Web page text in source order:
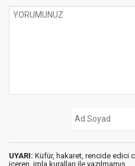
UYARI: Küfür, hakaret, rencide edici
içeren, imla kuralları ile yazılmamış,